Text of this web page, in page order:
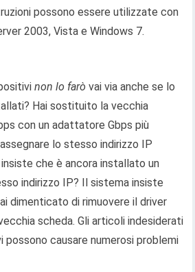
possono essere utilizzate con
2003, Vista e Windows 7.
non lo farò vai via anche se lo
Hai sostituito la vecchia
con un adattatore Gbps più
lo stesso indirizzo IP
che è ancora installato un
indirizzo IP? Il sistema insiste
dimenticato di rimuovere il driver
scheda. Gli articoli indesiderati
causare numerosi problemi